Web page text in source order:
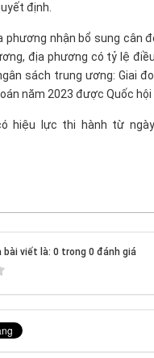
định.
phương nhận bổ sung cân
địa phương có tỷ lệ
sách trung ương: Giai
năm 2023 được Quốc hội
hiệu lực thi hành từ
bài viết là: 0 trong 0 đánh giá